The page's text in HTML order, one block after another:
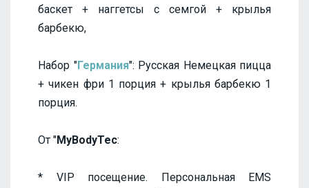
баскет + наггетсы с семгой + крылья
барбекю,
Набор "Германия": Русская Немецкая пицца
+ чикен фри 1 порция + крылья барбекю 1
порция.
От "MyBodyTec:
* VIP посещение. Персональная EMS